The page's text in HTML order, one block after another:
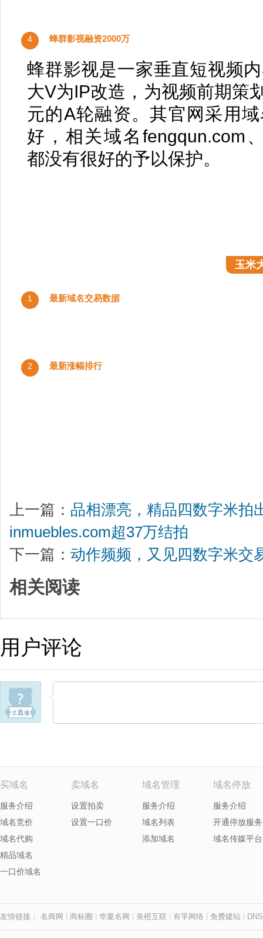
4 蜂群影视融资2000万
蜂群影视是一家垂直短视频
大V为IP改造，为视频前期策
元的A轮融资。其官网采用
好，相关域名fengqun.com
都没有很好的予以保护。
玉米
1 最新域名交易数据
2 最新涨幅排行
上一篇： 品相漂亮，精品四数字米拍
inmuebles.com超37万结拍
下一篇： 动作频频，又见四数字米交
相关阅读
用户评论
买域名
服务介绍
域名竞价
域名代购
精品域名
一口价域名
卖域名
设置拍卖
设置一口价
域名管理
服务介绍
域名列表
添加域名
域名停放
服务介绍
开通停放服务
域名传媒平台
友情链接： 名商网 商标圈 华夏名网 美橙互联 有孚网络 免费建站